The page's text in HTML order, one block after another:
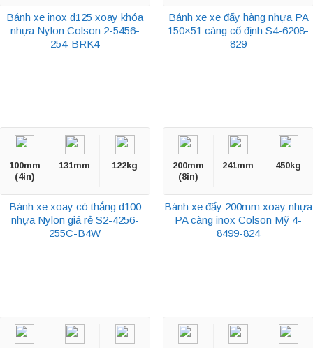
Bánh xe inox d125 xoay khóa
nhựa Nylon Colson 2-5456-
254-BRK4
Bánh xe xe đẩy hàng nhựa PA
150×51 càng cố định S4-6208-
829
100mm
(4in)
131mm 122kg
Bánh xe xoay có thắng d100
nhựa Nylon giá rẻ S2-4256-
255C-B4W
200mm
(8in)
241mm 450kg
Bánh xe đẩy 200mm xoay nhựa
PA càng inox Colson Mỹ 4-
8499-824